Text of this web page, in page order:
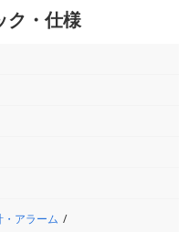
ク・仕様
・アラーム